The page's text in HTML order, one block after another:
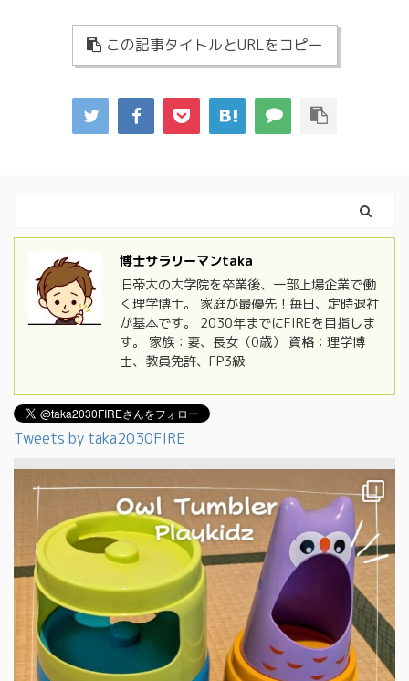
この記事タイトルとURLをコピー
博士サラリーマンtaka
旧帝大の大学院を卒業後、一部上場企業で働
く理学博士。 家庭が最優先！毎日、定時退社
が基本です。 2030年までにFIREを目指しま
す。 家族：妻、長女（0歳） 資格：理学博
士、教員免許、FP3級
Tweets by taka2030FIRE